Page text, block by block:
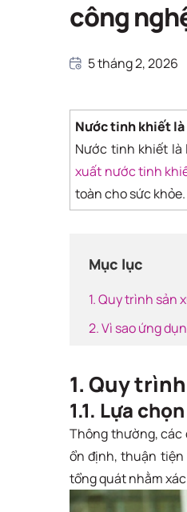
công
5 tháng 2, 2026
Nước tinh khiết là
Nước tinh khiết là
xuất nước tinh
toàn cho sức khỏe.
Mục lục
1. Quy trình sản
2. Vì sao ứng
1. Quy
1.1. Lựa
Thông thường, các
ổn định, thuận tiện
tổng quát nhằm